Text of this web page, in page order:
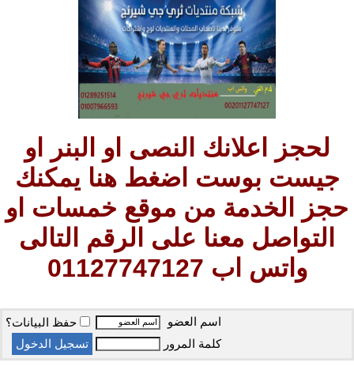
لحجز اعلانك النصى او البنر او
جيست بوست اضغط هنا يمكنك
حجز الخدمة من موقع خمسات او
التواصل معنا على الرقم التالى
واتس اب 01127747127
اسم العضو
حفظ البيانات؟
كلمة المرور